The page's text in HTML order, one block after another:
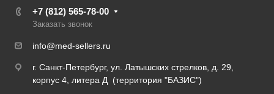
+7 (812) 565-78-00
Заказать звонок
info@med-sellers.ru
г. Санкт-Петербург, ул. Латышских стрелков, д. 29,
корпус 4, литера Д (территория "БАЗИС")